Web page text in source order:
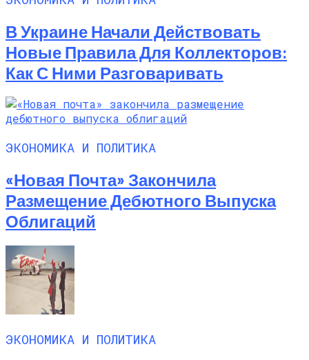
В Украине Начали Действовать
Новые Правила Для Коллекторов:
Как С Ними Разговаривать
ЭКОНОМИКА И ПОЛИТИКА
«Новая Почта» Закончила
Размещение Дебютного Выпуска
Облигаций
ЭКОНОМИКА И ПОЛИТИКА